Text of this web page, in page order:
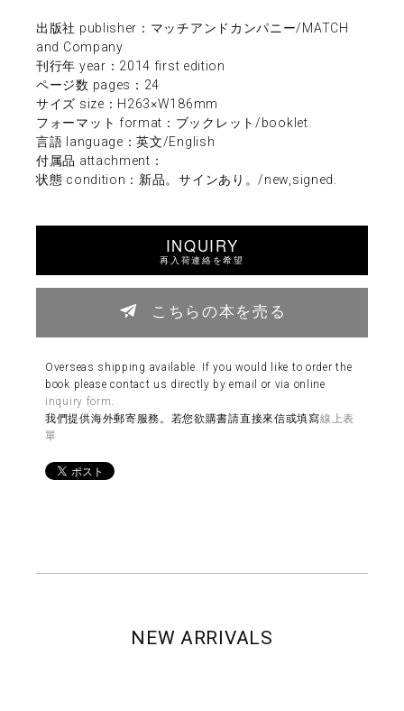
出版社 publisher：マッチアンドカンパニー/MATCH
and Company
刊行年 year：2014 first edition
ページ数 pages：24
サイズ size：H263×W186mm
フォーマット format：ブックレット/booklet
言語 language：英文/English
付属品 attachment：
状態 condition：新品。サインあり。/new,signed.
INQUIRY
再入荷連絡を希望
こちらの本を売る
Overseas shipping available. If you would like to order the
book please contact us directly by email or via online
inquiry form
我們提供海外郵寄服務。若您欲購書請直接來信或填寫線上表
單
NEW ARRIVALS